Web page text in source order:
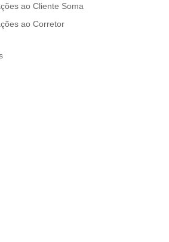
ao Cliente Soma
ao Corretor